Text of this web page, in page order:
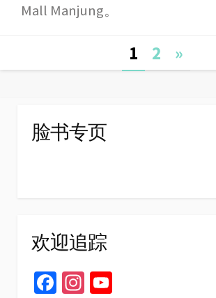
Mall Manjung。
1 2 »
脸书专页
欢迎追踪
Fa In